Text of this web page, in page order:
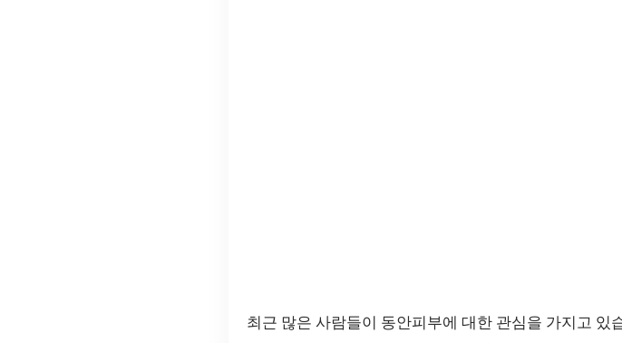
최근 많은 사람들이 동안피부에 대한 관심을 가지고 있